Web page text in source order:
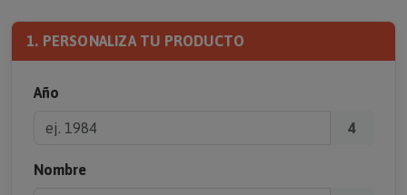
1. PERSONALIZA TU PRODUCTO
Año
4
Nombre